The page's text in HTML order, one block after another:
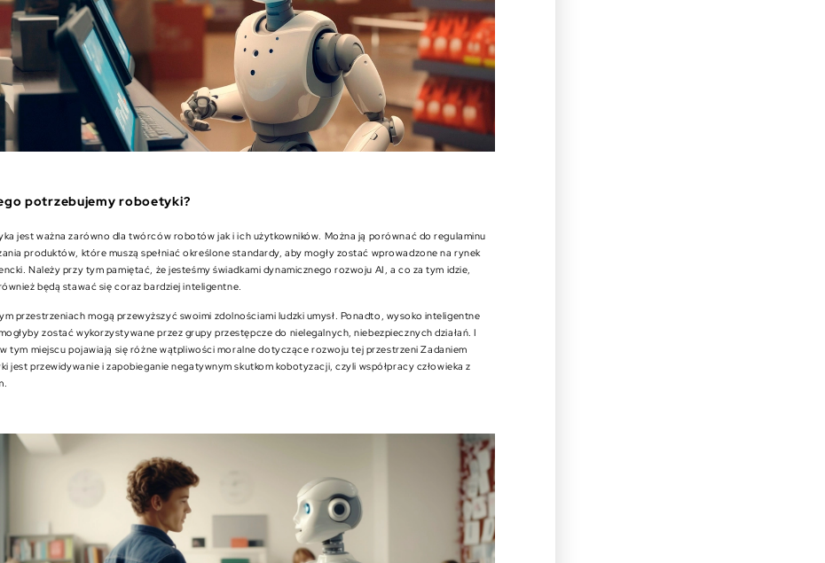
potrzebujemy roboetyki?
jest ważna zarówno dla twórców robotów jak i ich użytkowników. Można ją porównać do regulaminu
produktów, które muszą spełniać określone standardy, aby mogły zostać wprowadzone na rynek
Należy przy tym pamiętać, że jesteśmy świadkami dynamicznego rozwoju AI, a co za tym idzie,
będą stawać się coraz bardziej inteligentne.
przestrzeniach mogą przewyższyć swoimi zdolnościami ludzki umysł. Ponadto, wysoko inteligentne
zostać wykorzystywane przez grupy przestępcze do nielegalnych, niebezpiecznych działań. I
w tym miejscu pojawiają się różne wątpliwości moralne dotyczące rozwoju tej przestrzeni Zadaniem
jest przewidywanie i zapobieganie negatywnym skutkom kobotyzacji, czyli współpracy człowieka z